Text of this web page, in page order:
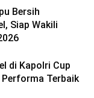
Bersih
Siap Wakili
di Kapolri Cup
Terbaik